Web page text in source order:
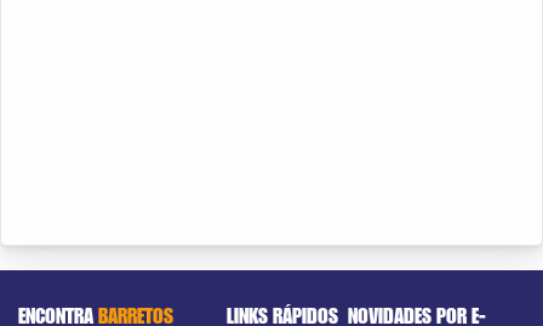
ENCONTRABARRETOS LINKS RÁPIDOS NOVIDADES POR E-